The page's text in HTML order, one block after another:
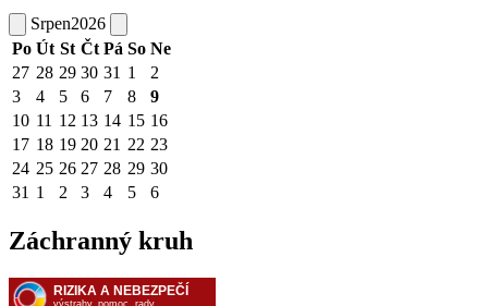
Srpen2026
Po Út St Čt Pá So Ne
27 28 29 30 31 1
2
3
4 5 6 7 8
9
10 11 12 13 14 15 16
17 18 19 20 21 22 23
24 25 26 27 28 29 30
31 1 2 3 4 5 6
Záchranný kruh